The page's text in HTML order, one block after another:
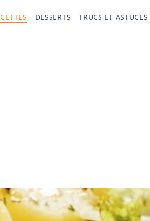
DESSERTS TRUCS ET ASTUCES